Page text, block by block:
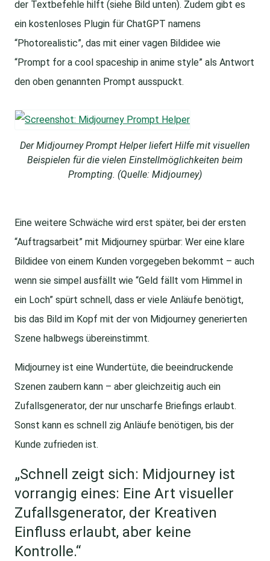
der Textbefehle hilft (siehe Bild unten). Zudem gibt es
ein kostenloses Plugin für ChatGPT namens
“Photorealistic”, das mit einer vagen Bildidee wie
“Prompt for a cool spaceship in anime style” als Antwort
den oben genannten Prompt ausspuckt.
Der Midjourney Prompt Helper liefert Hilfe mit visuellen
Beispielen für die vielen Einstellmöglichkeiten beim
Prompting. (Quelle: Midjourney)
Eine weitere Schwäche wird erst später, bei der ersten
“Auftragsarbeit” mit Midjourney spürbar: Wer eine klare
Bildidee von einem Kunden vorgegeben bekommt – auch
wenn sie simpel ausfällt wie “Geld fällt vom Himmel in
ein Loch” spürt schnell, dass er viele Anläufe benötigt,
bis das Bild im Kopf mit der von Midjourney generierten
Szene halbwegs übereinstimmt.
Midjourney ist eine Wundertüte, die beeindruckende
Szenen zaubern kann – aber gleichzeitig auch ein
Zufallsgenerator, der nur unscharfe Briefings erlaubt.
Sonst kann es schnell zig Anläufe benötigen, bis der
Kunde zufrieden ist.
„Schnell zeigt sich: Midjourney ist
vorrangig eines: Eine Art visueller
Zufallsgenerator, der Kreativen
Einfluss erlaubt, aber keine
Kontrolle.“